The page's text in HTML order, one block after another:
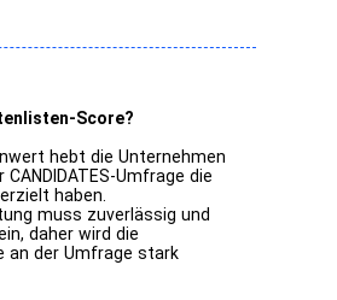
Score?
hebt die Unternehmen
CANDIDATES-Umfrage die
haben.
muss zuverlässig und
daher wird die
an der Umfrage stark